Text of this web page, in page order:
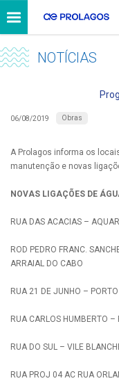
NOTÍCIAS
06/08/2019 Obras
A Prolagos informa os
manutenção e novas
NOVAS LIGAÇÕES DE
RUA DAS ACACIAS –
ROD PEDRO FRANC.
ARRAIAL DO CABO
RUA 21 DE JUNHO –
RUA CARLOS HUMBERTO
RUA DO SUL – VILE
RUA PROJ 04 AC RUA